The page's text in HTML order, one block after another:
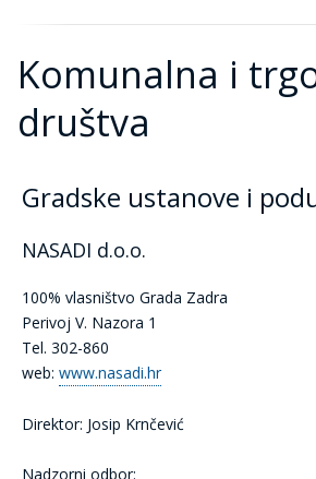
Komunalna i
društva
Gradske ustanove i
NASADI d.o.o.
100% vlasništvo Grada Zadra
Perivoj V. Nazora 1
Tel. 302-860
web: www.nasadi.hr
Direktor: Josip Krnčević
Nadzorni odbor: